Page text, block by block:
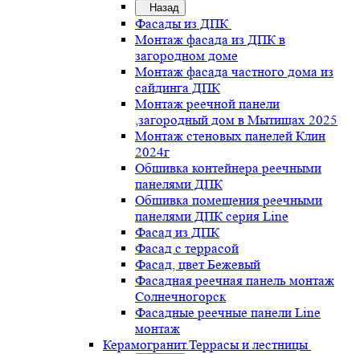
Назад
Фасады из ДПК
Монтаж фасада из ДПК в
загородном доме
Монтаж фасада частного дома из
сайдинга ДПК
Монтаж реечной панели
,загородный дом в Мытищах 2025
Монтаж стеновых панелей Клин
2024г
Обшивка контейнера реечными
панелями ДПК
Обшивка помещения реечными
панелями ДПК серия Line
Фасад из ДПК
Фасад с террасой
Фасад, цвет Бежевый
Фасадная реечная панель монтаж
Солнечногорск
Фасадные реечные панели Line
монтаж
Керамогранит.Террасы и лестницы